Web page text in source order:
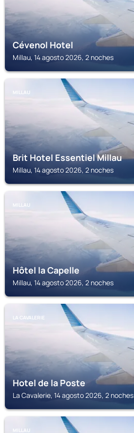
Cévenol Hotel
Millau, 14 agosto 2026, 2 noches
MILLAU
Brit Hotel Essentiel Millau
Millau, 14 agosto 2026, 2 noches
MILLAU
Hôtel la Capelle
Millau, 14 agosto 2026, 2 noches
LA CAVALERIE
Hotel de la Poste
La Cavalerie, 14 agosto 2026, 2 noches
MILLAU